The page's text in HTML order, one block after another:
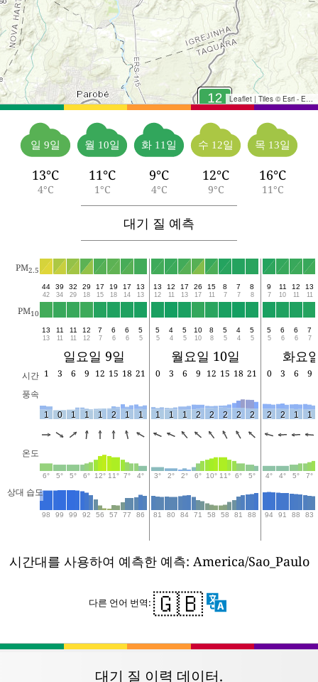
Leaflet | Tiles © Esri - Esri, DeLorme, NAVTEQ, TomTom, Intermap, iPC, USGS, FAO, NPS, NRCAN, GeoBase, Kadaster NL, Ordnance Survey, Esri Japan, METI, Esri China (Hong Kong), and the GIS User Community
일 9일
13°C
4°C
월 10일
11°C
1°C
화 11일
9°C
4°C
수 12일
12°C
9°C
목 13일
16°C
11°C
대기 질 예측
PM2.5
44
42
39
34
32
29
29
18
17
15
19
18
17
14
13
13
13
12
12
11
17
13
26
17
15
11
8
7
7
7
8
8
9
7
11
10
12
11
13
11
PM10
13
13
11
11
11
11
12
12
7
7
6
6
6
6
5
5
5
5
4
4
5
5
10
10
8
8
5
5
4
4
5
5
5
5
6
6
6
6
7
7
일요일 9일 월요일 10일 화요
시간 1 3 6 9 12 15 18 21 0 3 6 9 12 15 18 21 0 3 6
9
풍속
1 0 1 1 1 2 1 1 1 1 1 2 2 2 2 2 2 2 1 1
온도
6° 5° 5° 6° 12° 11° 7° 4° 3° 2° 2° 6° 10° 11° 6° 5° 4° 4° 5° 7°
상대 습도
98 99 99 92 56 57 77 86 81 80 84 71 58 58 81 88 94 91 88 83
시간대를 사용하여 예측한 예측: America/Sao_Paulo
다른 언어 번역: 🇬🇧
대기 질 이력 데이터.